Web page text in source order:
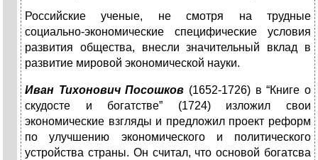
Российские ученые, не смотря на трудные
социально-экономические специфические условия
развития общества, внесли значительный вклад в
развитие мировой экономической науки.
Иван Тихонович Посошков (1652-1726) в “Книге о
скудосте и богатстве” (1724) изложил свои
экономические взгляды и предложил проект реформ
по улучшению экономического и политического
устройства страны. Он считал, что основой богатсва